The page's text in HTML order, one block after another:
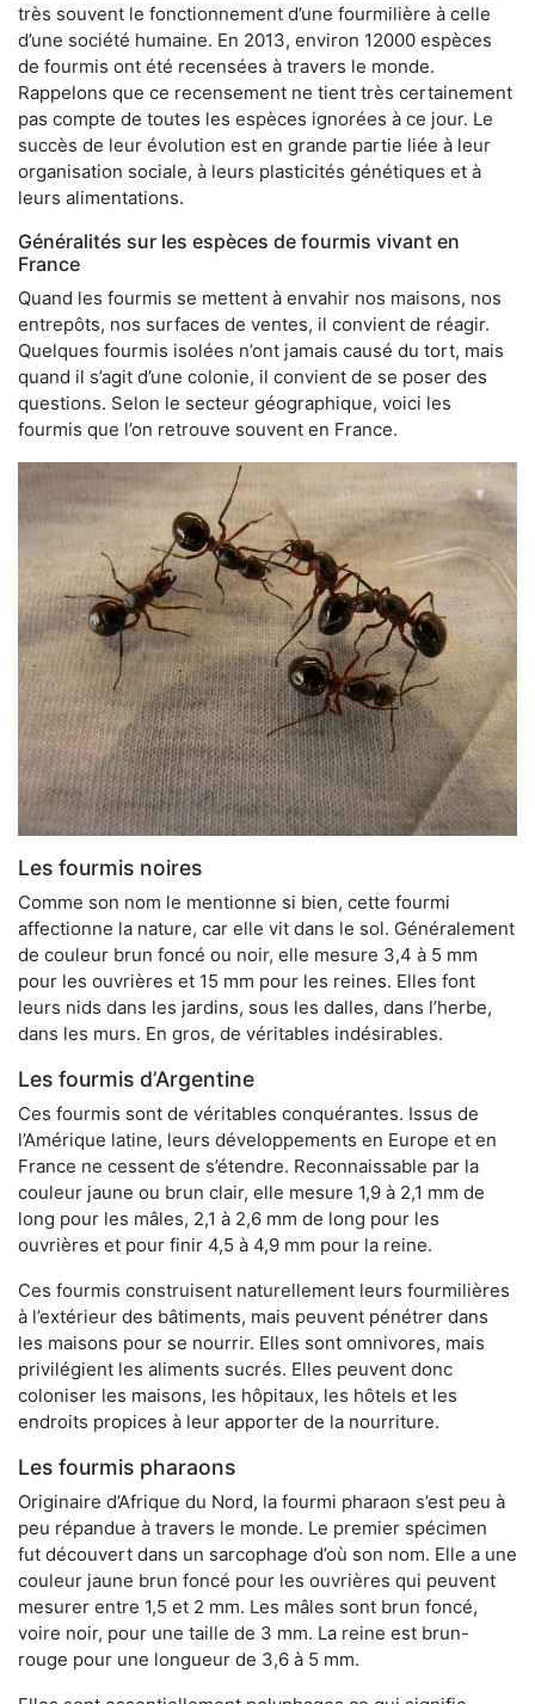
très souvent le fonctionnement d’une fourmilière à celle
d’une société humaine. En 2013, environ 12000 espèces
de fourmis ont été recensées à travers le monde.
Rappelons que ce recensement ne tient très certainement
pas compte de toutes les espèces ignorées à ce jour. Le
succès de leur évolution est en grande partie liée à leur
organisation sociale, à leurs plasticités génétiques et à
leurs alimentations.
Généralités sur les espèces de fourmis vivant en
France
Quand les fourmis se mettent à envahir nos maisons, nos
entrepôts, nos surfaces de ventes, il convient de réagir.
Quelques fourmis isolées n’ont jamais causé du tort, mais
quand il s’agit d’une colonie, il convient de se poser des
questions. Selon le secteur géographique, voici les
fourmis que l’on retrouve souvent en France.
Les fourmis noires
Comme son nom le mentionne si bien, cette fourmi
affectionne la nature, car elle vit dans le sol. Généralement
de couleur brun foncé ou noir, elle mesure 3,4 à 5 mm
pour les ouvrières et 15 mm pour les reines. Elles font
leurs nids dans les jardins, sous les dalles, dans l’herbe,
dans les murs. En gros, de véritables indésirables.
Les fourmis d’Argentine
Ces fourmis sont de véritables conquérantes. Issus de
l’Amérique latine, leurs développements en Europe et en
France ne cessent de s’étendre. Reconnaissable par la
couleur jaune ou brun clair, elle mesure 1,9 à 2,1 mm de
long pour les mâles, 2,1 à 2,6 mm de long pour les
ouvrières et pour finir 4,5 à 4,9 mm pour la reine.
Ces fourmis construisent naturellement leurs fourmilières
à l’extérieur des bâtiments, mais peuvent pénétrer dans
les maisons pour se nourrir. Elles sont omnivores, mais
privilégient les aliments sucrés. Elles peuvent donc
coloniser les maisons, les hôpitaux, les hôtels et les
endroits propices à leur apporter de la nourriture.
Les fourmis pharaons
Originaire d’Afrique du Nord, la fourmi pharaon s’est peu à
peu répandue à travers le monde. Le premier spécimen
fut découvert dans un sarcophage d’où son nom. Elle a une
couleur jaune brun foncé pour les ouvrières qui peuvent
mesurer entre 1,5 et 2 mm. Les mâles sont brun foncé,
voire noir, pour une taille de 3 mm. La reine est brun-
rouge pour une longueur de 3,6 à 5 mm.